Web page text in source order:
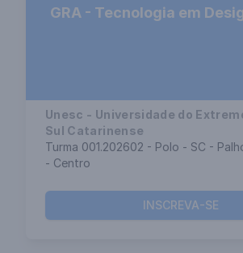
GRA - Tecnologia em
Unesc - Universidade do
Sul Catarinense
Turma 001.202602 - Polo - SC -
- Centro
INSCREVA-SE